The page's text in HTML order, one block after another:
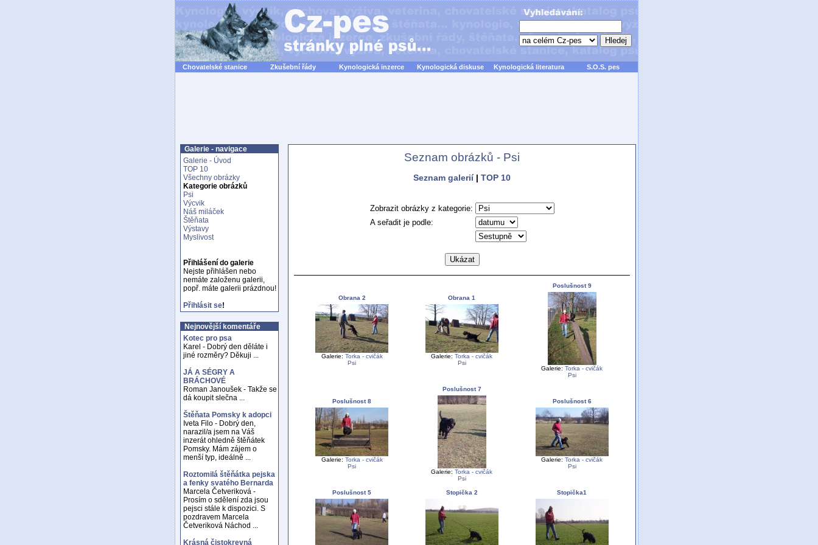
Chovatelské stanice Zkušební řády Kynologická inzerce Kynologická diskuse Kynologická literatura S.O.S. pes
Galerie - navigace
Galerie - Úvod
TOP 10
Všechny obrázky
Kategorie obrázků
Psi
Výcvik
Náš miláček
Štěňata
Výstavy
Myslivost
Přihlášení do galerie
Nejste přihlášen nebo
nemáte založenu galerii,
popř. máte galerii prázdnou!
Přihlásit se!
Nejnovější komentáře
Kotec pro psa
Karel - Dobrý den děláte i
jiné rozměry? Děkuji ...
JÁ A SÉGRY A
BRÁCHOVÉ
Roman Janoušek - Takže se
dá koupit slečna ...
Štěňata Pomsky k adopci
Iveta Filo - Dobrý den,
narazil/a jsem na Váš
inzerát ohledně štěňátek
Pomsky. Mám zájem o
menší typ, ideálně ...
Roztomilá štěňátka pejska
a fenky svatého Bernarda
Marcela Četveriková -
Prosím o sdělení zda jsou
pejsci stále k dispozici. S
pozdravem Marcela
Četveriková Náchod ...
Krásná čistokrevná
Seznam obrázků - Psi
Seznam galerií| TOP 10
Zobrazit obrázky z kategorie:
A seřadit je podle:
Obrana 2
Galerie: Torka - cvičák
Psi
Obrana 1
Galerie: Torka - cvičák
Psi
Poslušnost 9
Galerie: Torka - cvičák
Psi
Poslušnost 8
Galerie: Torka - cvičák
Psi
Poslušnost 7
Galerie: Torka - cvičák
Psi
Poslušnost 6
Galerie: Torka - cvičák
Psi
Poslušnost 5 Stopička 2 Stopička1